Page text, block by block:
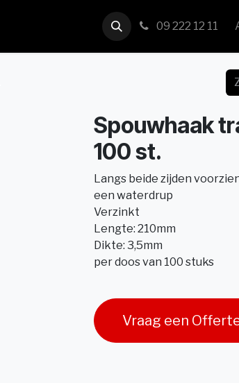
09 222 12 11
Spouwhaak
100 st.
Langs beide zijden
een waterdrup
Verzinkt
Lengte: 210mm
Dikte: 3,5mm
per doos van 100 stuks
Vraag een